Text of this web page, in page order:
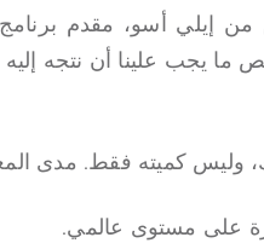
ما يجب علينا أن نتجه
كميته فقط. مدى
على مستوى عالمي.